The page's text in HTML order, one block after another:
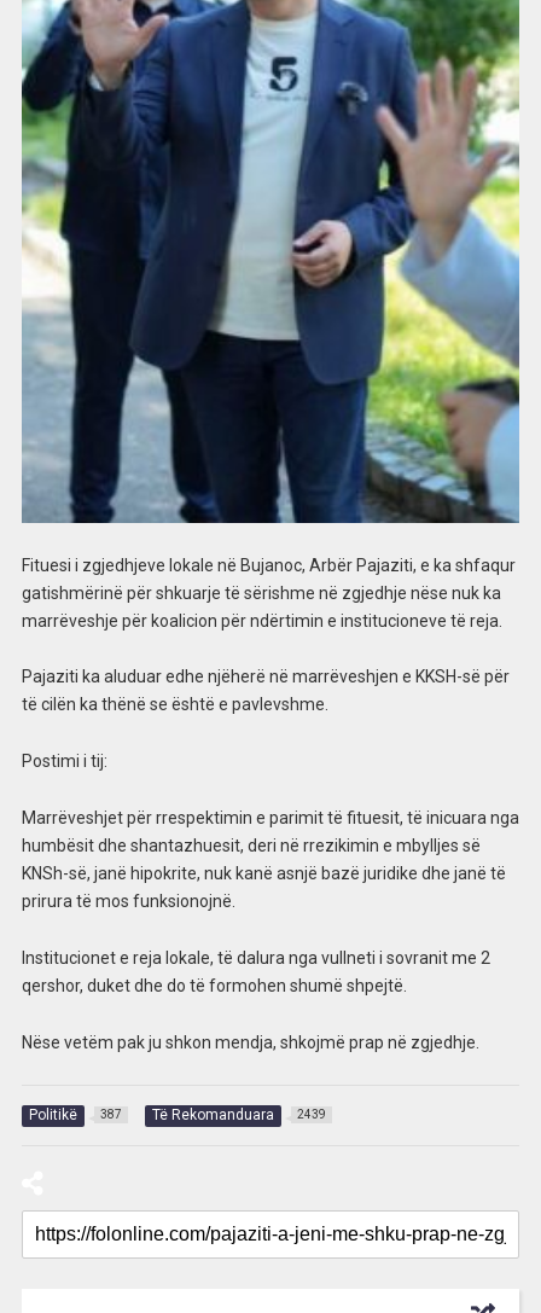
Fituesi i zgjedhjeve lokale në Bujanoc, Arbër Pajaziti, e ka shfaqur
gatishmërinë për shkuarje të sërishme në zgjedhje nëse nuk ka
marrëveshje për koalicion për ndërtimin e institucioneve të reja.
Pajaziti ka aluduar edhe njëherë në marrëveshjen e KKSH-së për
të cilën ka thënë se është e pavlevshme.
Postimi i tij:
Marrëveshjet për rrespektimin e parimit të fituesit, të inicuara nga
humbësit dhe shantazhuesit, deri në rrezikimin e mbylljes së
KNSh-së, janë hipokrite, nuk kanë asnjë bazë juridike dhe janë të
prirura të mos funksionojnë.
Institucionet e reja lokale, të dalura nga vullneti i sovranit me 2
qershor, duket dhe do të formohen shumë shpejtë.
Nëse vetëm pak ju shkon mendja, shkojmë prap në zgjedhje.
Politikë 387 Të Rekomanduara 2439